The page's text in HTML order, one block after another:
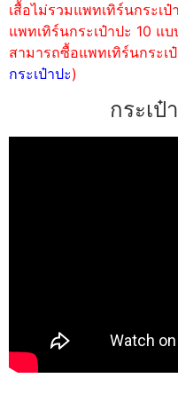
เสื้อไม่รวมแพทเทิร์นกระเ
แพทเทิร์นกระเป๋าปะ 10 แ
สามารถซื้อแพทเทิร์นกระเ
กระเป๋าปะ)
กระเป๋